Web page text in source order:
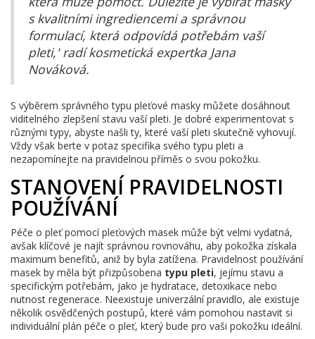
s kvalitními ingrediencemi a správnou
formulací, která odpovídá potřebám vaší
pleti,' radí kosmetická expertka Jana
Nováková.
S výběrem správného typu pleťové masky můžete dosáhnout
viditelného zlepšení stavu vaší pleti. Je dobré experimentovat s
různými typy, abyste našli ty, které vaší pleti skutečně vyhovují.
Vždy však berte v potaz specifika svého typu pleti a
nezapomínejte na pravidelnou příměs o svou pokožku.
STANOVENÍ PRAVIDELNOSTI
POUŽÍVÁNÍ
Péče o pleť pomocí pleťových masek může být velmi vydatná,
avšak klíčové je najít správnou rovnováhu, aby pokožka získala
maximum benefitů, aniž by byla zatížena. Pravidelnost používání
masek by měla být přizpůsobena typu pleti, jejímu stavu a
specifickým potřebám, jako je hydratace, detoxikace nebo
nutnost regenerace. Neexistuje univerzální pravidlo, ale existuje
několik osvědčených postupů, které vám pomohou nastavit si
individuální plán péče o pleť, který bude pro vaši pokožku ideální.